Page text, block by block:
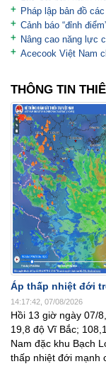
Pháp lập bản đồ
Cảnh báo “đỉnh
THÔNG TIN
Áp thấp nhiệt đới
14:17:42, 07/08/2026
Hồi 13 giờ ngày 07/
19,8 độ Vĩ Bắc;
Nam đặc khu Bạch
thấp nhiệt đới mạnh